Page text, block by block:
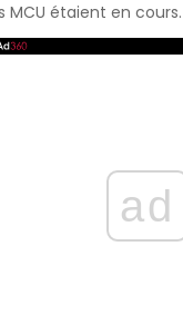
étaient en cours.
ad